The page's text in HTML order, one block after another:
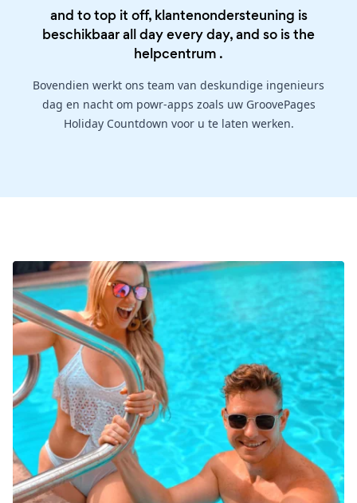
and to top it off, klantenondersteuning is
beschikbaar all day every day, and so is the
helpcentrum .
Bovendien werkt ons team van deskundige ingenieurs
dag en nacht om powr-apps zoals uw GroovePages
Holiday Countdown voor u te laten werken.